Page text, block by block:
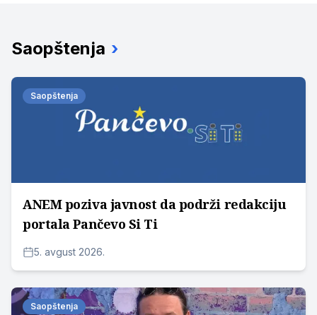
Saopštenja ›
Saopštenja
ANEM poziva javnost da podrži redakciju
portala Pančevo Si Ti
5. avgust 2026.
Saopštenja